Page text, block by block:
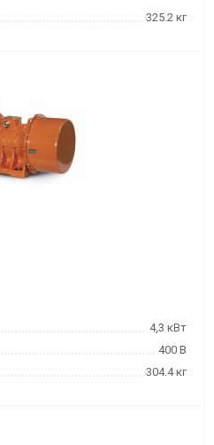
325.2 кг
4,3 кВт
400 В
304.4 кг